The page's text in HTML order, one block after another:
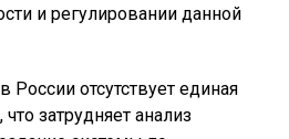
и регулировании данной
России отсутствует единая
затрудняет анализ